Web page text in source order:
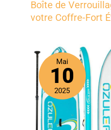
Boîte de
votre Coffre-Fort
Mai
10
2025